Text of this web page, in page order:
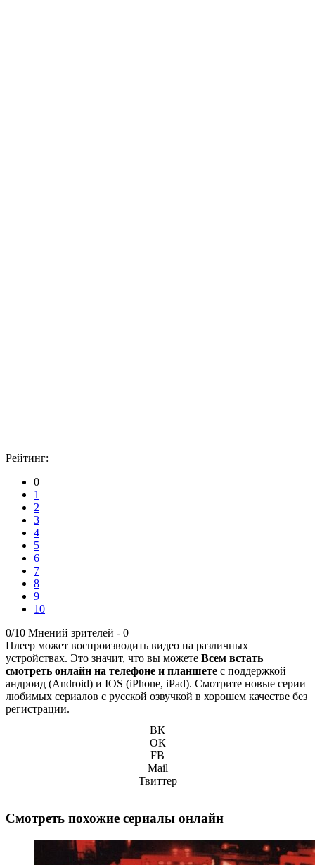
Рейтинг:
0
1
2
3
4
5
6
7
8
9
10
0/10 Мнений зрителей - 0
Плеер может воспроизводить видео на различных
устройствах. Это значит, что вы можете Всем встать
смотреть онлайн на телефоне и планшете с поддержкой
андроид (Android) и IOS (iPhone, iPad). Смотрите новые серии
любимых сериалов с русской озвучкой в хорошем качестве без
регистрации.
ВК
ОК
FB
Mail
Твиттер
Смотреть похожие сериалы онлайн